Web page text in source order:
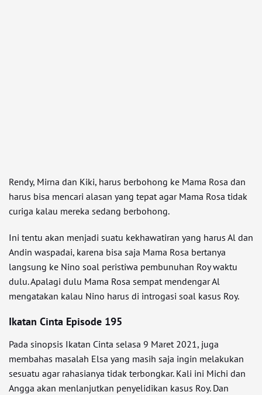
Rendy, Mirna dan Kiki, harus berbohong ke Mama Rosa dan
harus bisa mencari alasan yang tepat agar Mama Rosa tidak
curiga kalau mereka sedang berbohong.
Ini tentu akan menjadi suatu kekhawatiran yang harus Al dan
Andin waspadai, karena bisa saja Mama Rosa bertanya
langsung ke Nino soal peristiwa pembunuhan Roy waktu
dulu. Apalagi dulu Mama Rosa sempat mendengar Al
mengatakan kalau Nino harus di introgasi soal kasus Roy.
Ikatan Cinta Episode 195
Pada sinopsis Ikatan Cinta selasa 9 Maret 2021, juga
membahas masalah Elsa yang masih saja ingin melakukan
sesuatu agar rahasianya tidak terbongkar. Kali ini Michi dan
Angga akan menlanjutkan penyelidikan kasus Roy. Dan